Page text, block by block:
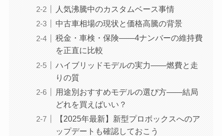
人気沸騰中のカスタムベース事情
中古車相場の現状と価格高騰の背景
税金・車検・保険——4ナンバーの維持費
を正直に比較
ハイブリッドモデルの実力——燃費と走
りの質
用途別おすすめモデルの選び方——結局
どれを買えばいい？
【2025年最新】新型プロボックスへのア
ップデートも確認しておこう